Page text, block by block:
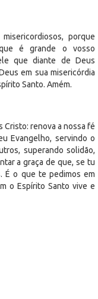
porque
é grande o vosso
que diante de Deus
em sua misericórdia
Santo. Amém.
Cristo: renova a nossa fé
Evangelho, servindo o
superando solidão,
a graça de que, se tu
É o que te pedimos em
o Espírito Santo vive e